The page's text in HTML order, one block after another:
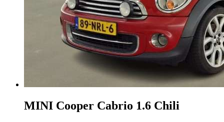
MINI Cooper Cabrio 1.6 Chili